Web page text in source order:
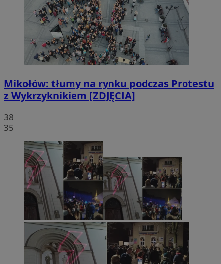
Mikołów: tłumy na rynku podczas Protestu
z Wykrzyknikiem [ZDJĘCIA]
38
35